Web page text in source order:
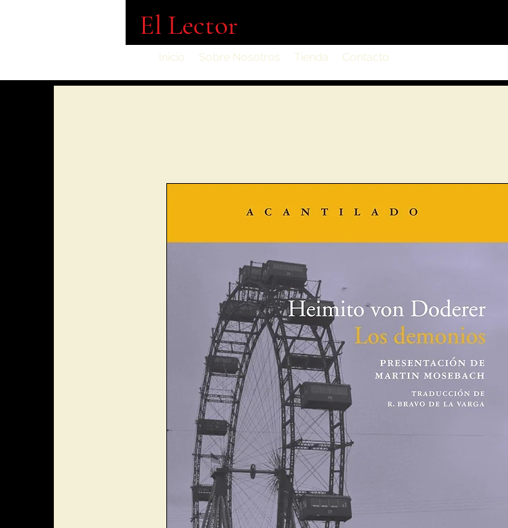
El Lector
Inicio Sobre Nosotros Tienda Contacto